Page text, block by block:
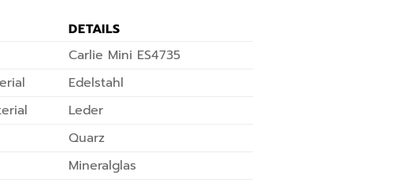
DETAILS
Carlie Mini ES4735
Edelstahl
Leder
Quarz
Mineralglas